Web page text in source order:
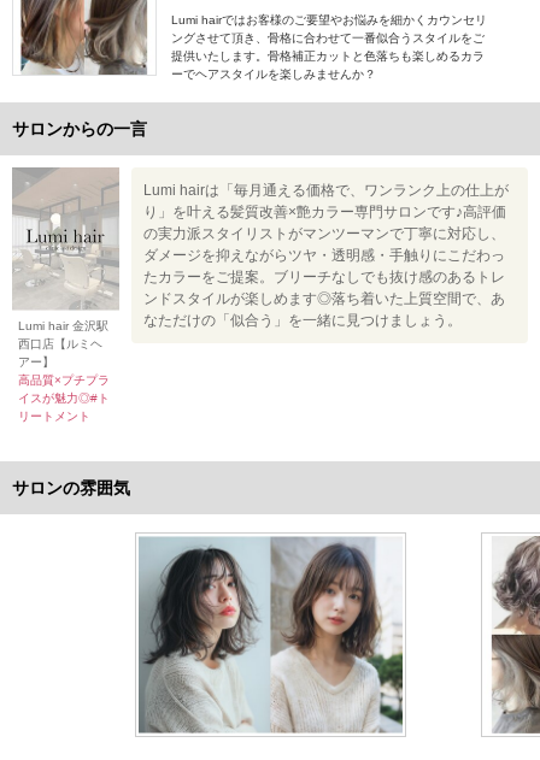
Lumi hairではお客様のご要望やお悩みを細かくカウンセリ
ングさせて頂き、骨格に合わせて一番似合うスタイルをご
提供いたします。骨格補正カットと色落ちも楽しめるカラ
ーでヘアスタイルを楽しみませんか？
サロンからの一言
Lumi hair 金沢駅
西口店【ルミヘ
アー】
高品質×プチプラ
イスが魅力◎#ト
リートメント
Lumi hairは「毎月通える価格で、ワンランク上の仕上が
り」を叶える髪質改善×艶カラー専門サロンです♪高評価
の実力派スタイリストがマンツーマンで丁寧に対応し、
ダメージを抑えながらツヤ・透明感・手触りにこだわっ
たカラーをご提案。ブリーチなしでも抜け感のあるトレ
ンドスタイルが楽しめます◎落ち着いた上質空間で、あ
なただけの「似合う」を一緒に見つけましょう。
サロンの雰囲気